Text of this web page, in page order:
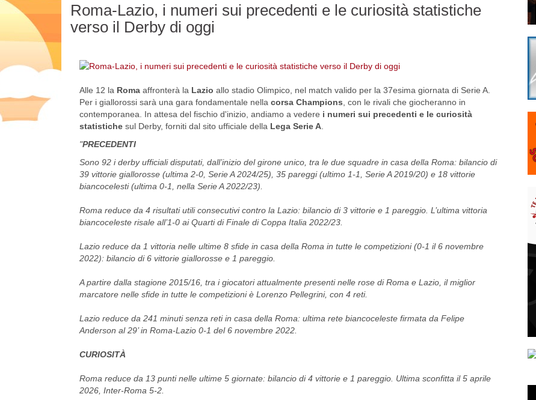
Roma-Lazio, i numeri sui precedenti e le curiosità statistiche
verso il Derby di oggi
Alle 12 la Roma affronterà la Lazio allo stadio Olimpico, nel match valido per la 37esima giornata di Serie A.
Per i giallorossi sarà una gara fondamentale nella corsa Champions , con le rivali che giocheranno in
contemporanea. In attesa del fischio d'inizio, andiamo a vedere i numeri sui precedenti e le curiosità
statistiche sul Derby, forniti dal sito ufficiale della Lega Serie A
"PRECEDENTI
Sono 92 i derby ufficiali disputati, dall’inizio del girone unico, tra le due squadre in casa della Roma: bilancio di
39 vittorie giallorosse (ultima 2-0, Serie A 2024/25), 35 pareggi (ultimo 1-1, Serie A 2019/20) e 18 vittorie
biancocelesti (ultima 0-1, nella Serie A 2022/23).
Roma reduce da 4 risultati utili consecutivi contro la Lazio: bilancio di 3 vittorie e 1 pareggio. L’ultima vittoria
biancoceleste risale all’1-0 ai Quarti di Finale di Coppa Italia 2022/23.
Lazio reduce da 1 vittoria nelle ultime 8 sfide in casa della Roma in tutte le competizioni (0-1 il 6 novembre
2022): bilancio di 6 vittorie giallorosse e 1 pareggio.
A partire dalla stagione 2015/16, tra i giocatori attualmente presenti nelle rose di Roma e Lazio, il miglior
marcatore nelle sfide in tutte le competizioni è Lorenzo Pellegrini, con 4 reti.
Lazio reduce da 241 minuti senza reti in casa della Roma: ultima rete biancoceleste firmata da Felipe
Anderson al 29’ in Roma-Lazio 0-1 del 6 novembre 2022.
CURIOSITÀ
Roma reduce da 13 punti nelle ultime 5 giornate: bilancio di 4 vittorie e 1 pareggio. Ultima sconfitta il 5 aprile
2026, Inter-Roma 5-2.